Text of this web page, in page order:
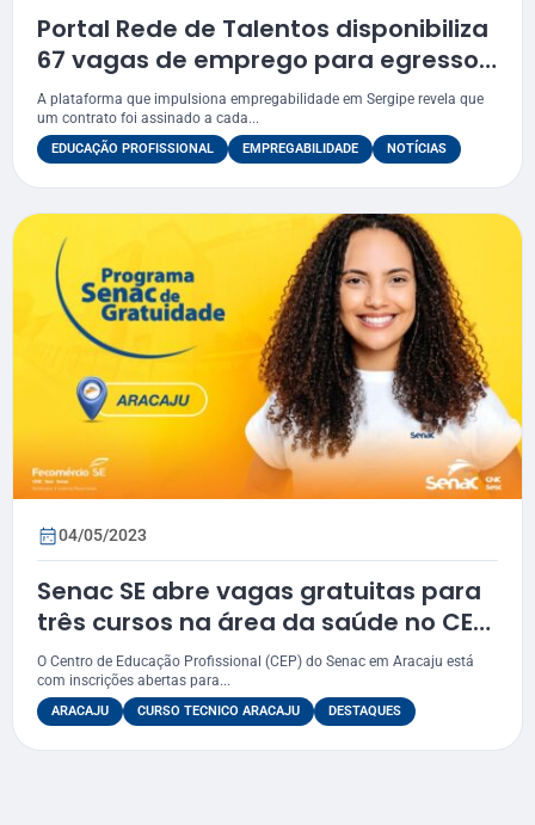
Portal Rede de Talentos disponibiliza
67 vagas de emprego para egressos
do Senac Sergipe
A plataforma que impulsiona empregabilidade em Sergipe revela que
um contrato foi assinado a cada...
EDUCAÇÃO PROFISSIONAL EMPREGABILIDADE NOTÍCIAS
04/05/2023
Senac SE abre vagas gratuitas para
três cursos na área da saúde no CEP
de Aracaju
O Centro de Educação Profissional (CEP) do Senac em Aracaju está
com inscrições abertas para...
ARACAJU CURSO TECNICO ARACAJU DESTAQUES